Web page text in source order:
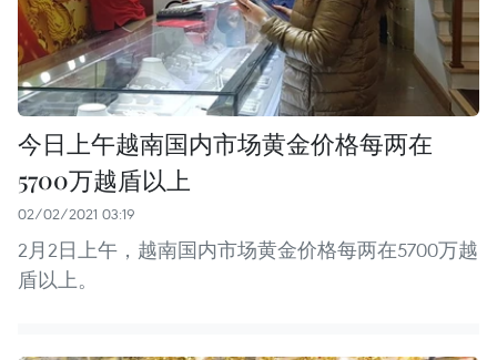
今日上午越南国内市场黄金价格每两在
5700万越盾以上
02/02/2021 03:19
2月2日上午，越南国内市场黄金价格每两在5700万越
盾以上。